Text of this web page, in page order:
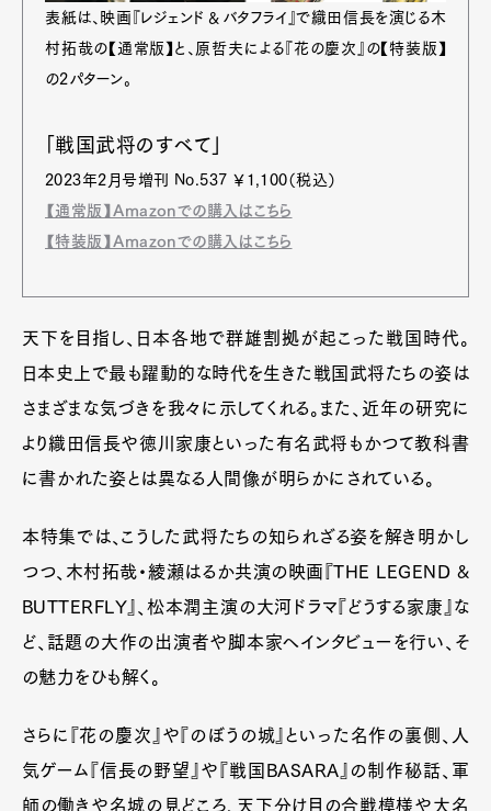
表紙は、映画『レジェンド＆バタフライ』で織田信長を演じる木
村拓哉の【通常版】と、原哲夫による『花の慶次』の【特装版】
の2パターン。
「戦国武将のすべて」
2023年2月号増刊 No.537 ￥1,100（税込）
【通常版】Amazonでの購入はこちら
【特装版】Amazonでの購入はこちら
天下を目指し、日本各地で群雄割拠が起こった戦国時代。
日本史上で最も躍動的な時代を生きた戦国武将たちの姿は
さまざまな気づきを我々に示してくれる。また、近年の研究に
より織田信長や徳川家康といった有名武将もかつて教科書
に書かれた姿とは異なる人間像が明らかにされている。
本特集では、こうした武将たちの知られざる姿を解き明かし
つつ、木村拓哉・綾瀬はるか共演の映画『THE LEGEND &
BUTTERFLY』、松本潤主演の大河ドラマ『どうする家康』な
ど、話題の大作の出演者や脚本家へインタビューを行い、そ
の魅力をひも解く。
さらに『花の慶次』や『のぼうの城』といった名作の裏側、人
気ゲーム『信長の野望』や『戦国BASARA』の制作秘話、軍
師の働きや名城の見どころ、天下分け目の合戦模様や大名